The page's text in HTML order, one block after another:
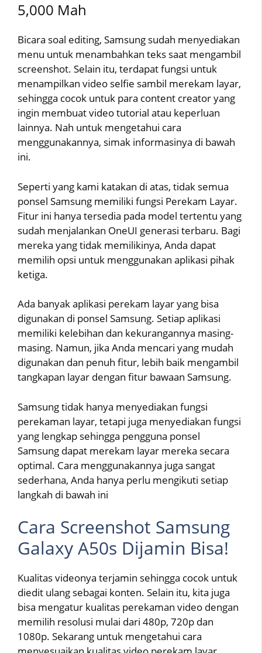
5,000 Mah
Bicara soal editing, Samsung sudah menyediakan
menu untuk menambahkan teks saat mengambil
screenshot. Selain itu, terdapat fungsi untuk
menampilkan video selfie sambil merekam layar,
sehingga cocok untuk para content creator yang
ingin membuat video tutorial atau keperluan
lainnya. Nah untuk mengetahui cara
menggunakannya, simak informasinya di bawah
ini.
Seperti yang kami katakan di atas, tidak semua
ponsel Samsung memiliki fungsi Perekam Layar.
Fitur ini hanya tersedia pada model tertentu yang
sudah menjalankan OneUI generasi terbaru. Bagi
mereka yang tidak memilikinya, Anda dapat
memilih opsi untuk menggunakan aplikasi pihak
ketiga.
Ada banyak aplikasi perekam layar yang bisa
digunakan di ponsel Samsung. Setiap aplikasi
memiliki kelebihan dan kekurangannya masing-
masing. Namun, jika Anda mencari yang mudah
digunakan dan penuh fitur, lebih baik mengambil
tangkapan layar dengan fitur bawaan Samsung.
Samsung tidak hanya menyediakan fungsi
perekaman layar, tetapi juga menyediakan fungsi
yang lengkap sehingga pengguna ponsel
Samsung dapat merekam layar mereka secara
optimal. Cara menggunakannya juga sangat
sederhana, Anda hanya perlu mengikuti setiap
langkah di bawah ini
Cara Screenshot Samsung
Galaxy A50s Dijamin Bisa!
Kualitas videonya terjamin sehingga cocok untuk
diedit ulang sebagai konten. Selain itu, kita juga
bisa mengatur kualitas perekaman video dengan
memilih resolusi mulai dari 480p, 720p dan
1080p. Sekarang untuk mengetahui cara